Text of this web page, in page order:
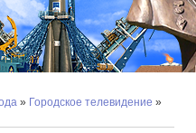
» Городское телевидение »